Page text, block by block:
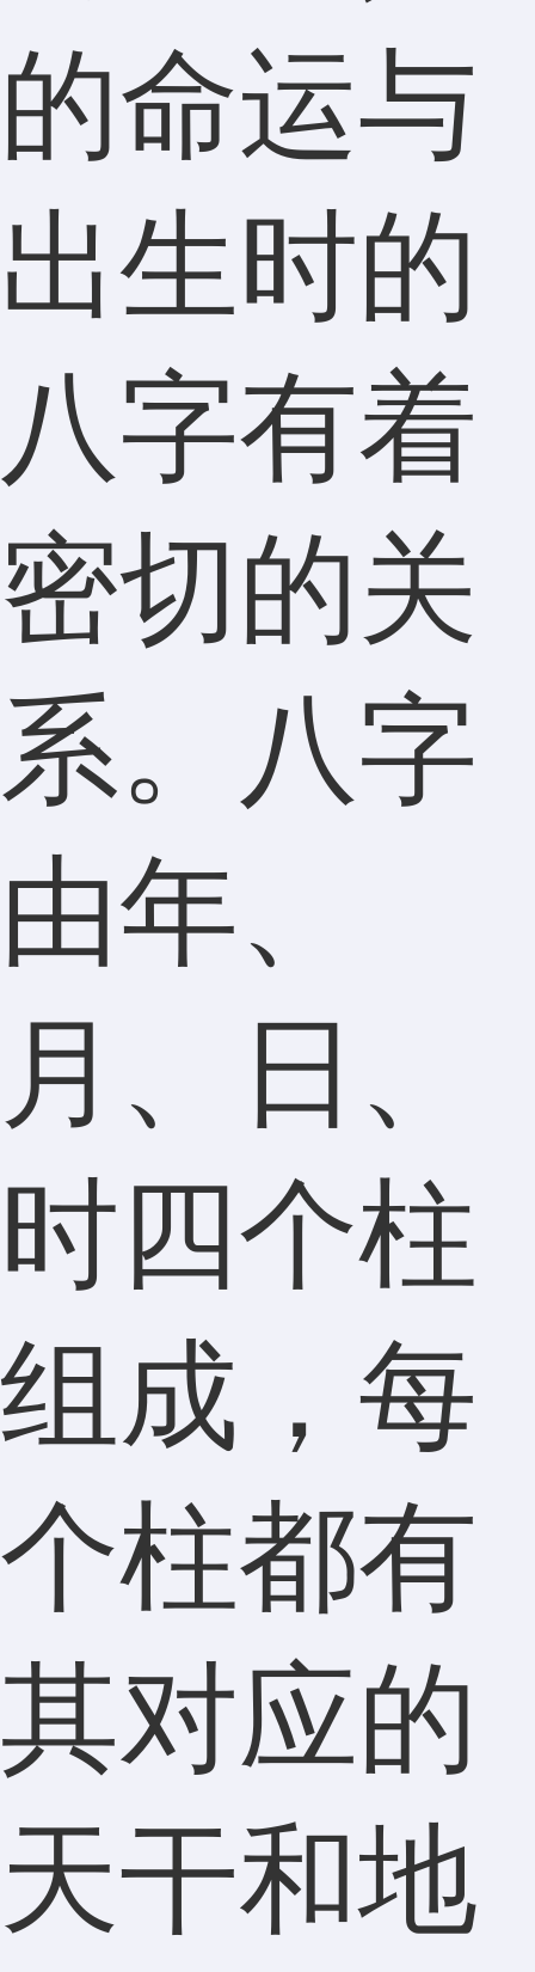
的命运与
出生时的
八字有着
密切的关
系。八字
由年、
月、日、
时四个柱
组成，每
个柱都有
其对应的
天干和地